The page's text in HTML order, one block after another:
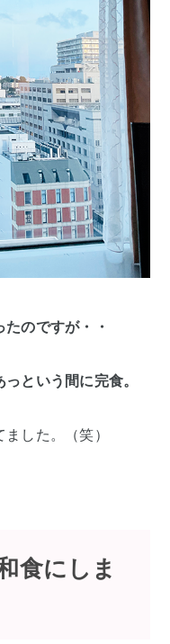
のですが・・
という間に完食。
した。（笑）
食にしま